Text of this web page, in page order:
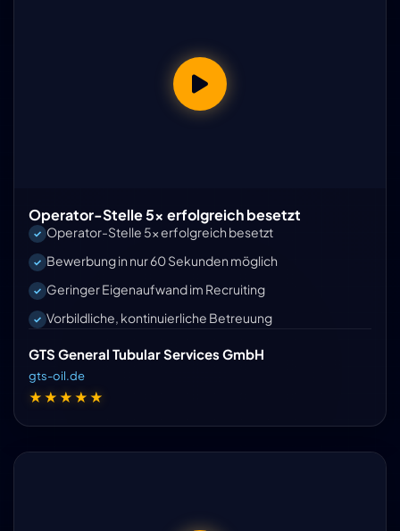
Operator-Stelle 5x erfolgreich besetzt
Operator-Stelle 5x erfolgreich besetzt
Bewerbung in nur 60 Sekunden möglich
Geringer Eigenaufwand im Recruiting
Vorbildliche, kontinuierliche Betreuung
GTS General Tubular Services GmbH
gts-oil.de
★★★★★